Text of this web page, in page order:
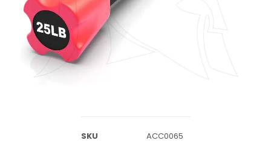
SKU
ACC0065